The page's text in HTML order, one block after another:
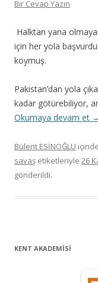
Bir Cevap Yazın
Halktan yana
için her yola
koymuş.
Pakistan’dan yola
kadar götürebiliyor,
Okumaya devam et →
Bülent ESİNOĞLU içinde
savaş etiketleriyle 26
gönderildi.
KENT AKADEMİSİ